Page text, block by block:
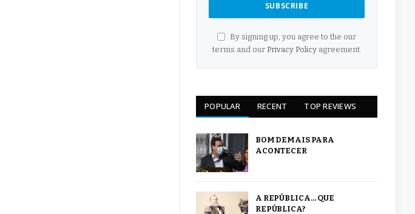
By signing up, you agree to the our
terms and our Privacy Policyagreement.
POPULAR RECENT TOP REVIEWS
BOM DEMAIS PARA
ACONTECER
A REPÚBLICA… QUE
REPÚBLICA?